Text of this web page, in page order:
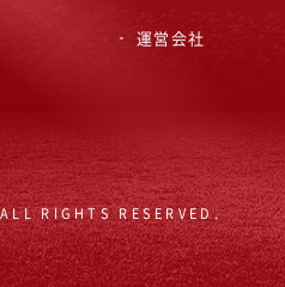
運営会社
RIGHTS RESERVED.